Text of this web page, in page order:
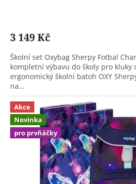
3 149 Kč
Školní set Oxybag Sherpy Fotbal
kompletní výbavu do školy pro kluky
ergonomický školní batoh OXY
na...
Akce
Novinka
pro prvňáčky